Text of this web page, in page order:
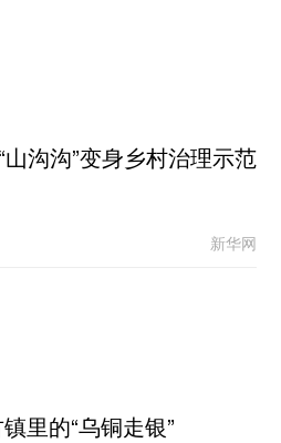
山沟沟”变身乡村治理示范
新华网
里的“乌铜走银”